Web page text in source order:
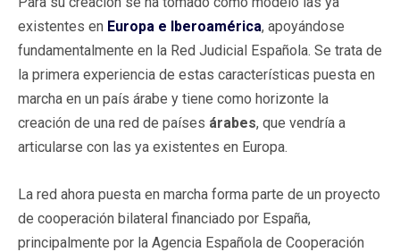
existentes en Europa e Iberoamérica, apoyándose
fundamentalmente en la Red Judicial Española. Se trata de
la primera experiencia de estas características puesta en
marcha en un país árabe y tiene como horizonte la
creación de una red de países árabes, que vendría a
articularse con las ya existentes en Europa.
La red ahora puesta en marcha forma parte de un proyecto
de cooperación bilateral financiado por España,
principalmente por la Agencia Española de Cooperación